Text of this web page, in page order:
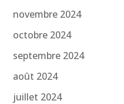
novembre 2024
octobre 2024
septembre 2024
août 2024
juillet 2024